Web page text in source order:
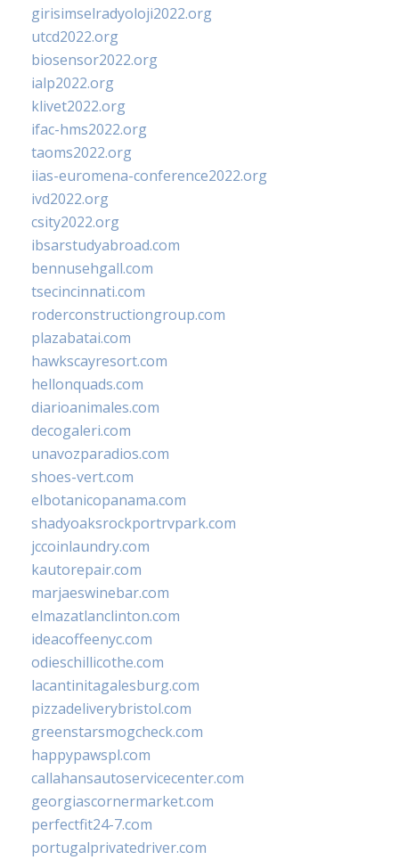
girisimselradyoloji2022.org
utcd2022.org
biosensor2022.org
ialp2022.org
klivet2022.org
ifac-hms2022.org
taoms2022.org
iias-euromena-conference2022.org
ivd2022.org
csity2022.org
ibsarstudyabroad.com
bennusehgall.com
tsecincinnati.com
roderconstructiongroup.com
plazabatai.com
hawkscayresort.com
hellonquads.com
diarioanimales.com
decogaleri.com
unavozparadios.com
shoes-vert.com
elbotanicopanama.com
shadyoaksrockportrvpark.com
jccoinlaundry.com
kautorepair.com
marjaeswinebar.com
elmazatlanclinton.com
ideacoffeenyc.com
odieschillicothe.com
lacantinitagalesburg.com
pizzadeliverybristol.com
greenstarsmogcheck.com
happypawspl.com
callahansautoservicecenter.com
georgiascornermarket.com
perfectfit24-7.com
portugalprivatedriver.com